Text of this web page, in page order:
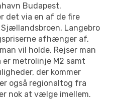
Budapest.
det via en af de fire
Langebro
afhænger af,
vil holde. Rejser man
metrolinje M2 samt
der kommer
også regionaltog fra
nok at vælge imellem.